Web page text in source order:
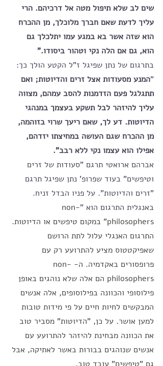
שים לב שלא תיפול מטה אל דרכיהם. הרי
עליך לדעת שאם חברך מלוכלך, מן ההכרח
הוא שזה אשר בא במגע עמו יתלכלך גם
הוא, גם אם הלה נקי וטהור ביסודו."
בתרגום של נתן שפיגל ז"ל הקטע הולך כך:
"המנע מסעודות אצל זרים והדיוטות; ואם
תתגלגל פעם הזדמנות להסב עמהם, מצווה
עליך להיזהר לבל תשקע בעצמך במנהגי
הדיוטות. דע לך, שאם ריעך שרוי בזוהמה,
מן ההכרח שגם העושה במחיצתו יזדהם,
אפילו הוא עצמו נקי ללא רבב".
אברהם ארואטי תרגם "סעודות של זרים
וטיפשים" בעוד שפרופ' נתן שפיגל תרגם
"זרים והדיוטות". על פניו הבדל זניח.
באנגלית התרגום הוא "non-
philosophers" במקום טיפשים או הדיוטות.
התרגום האנגלי עלול לתת הרושם
שאפיקטטוס מציע להתרועע רק עם
פרופסורים באקדמיה. ה- non-
philosophers הם אלה שלא נוהגים באופן
פילוסופי והכוונה בפילוסופים, אלה אנשים
המבקשים לחיות חיים על פי מידות טובות
למען אושר. על כן, "הדיוטות" מסביר טוב
את הכוונה מבחינת להיזהר להתרועע עם
אנשים שנוהגים בבורות באשר לאתיקה, אבל